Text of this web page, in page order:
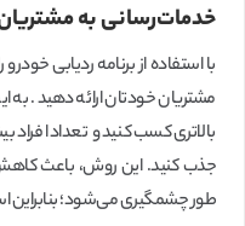
خدمات‌رسانی به
با استفاده از برنامه ردیابی
مشتریان خودتان ارائه دهید. به
بالاتری کسب کنید و تعداد
جذب کنید. این روش، باعث کاهش
طور چشمگیری می‌شود؛ بنابراین